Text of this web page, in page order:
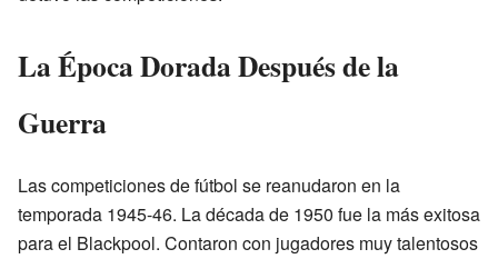
La Época Dorada Después de la
Guerra
Las competiciones de fútbol se reanudaron en la
temporada 1945-46. La década de 1950 fue la más exitosa
para el Blackpool. Contaron con jugadores muy talentosos